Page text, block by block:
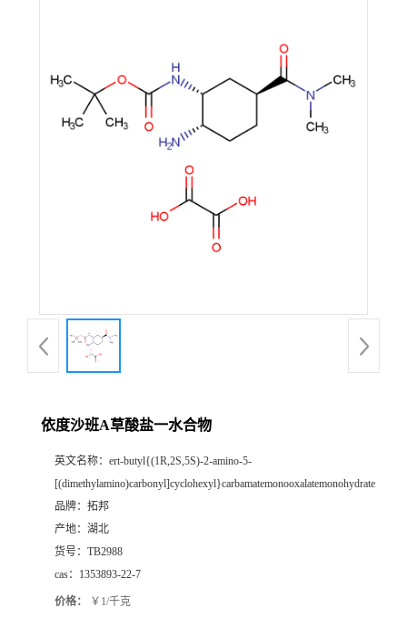
依度沙班A草酸盐一水合物
英文名称： ert-butyl{(1R,2S,5S)-2-amino-5-
[(dimethylamino)carbonyl]cyclohexyl}carbamatemonooxalatemonohydrate
品牌： 拓邦
产地： 湖北
货号： TB2988
cas： 1353893-22-7
价格： ￥1/千克